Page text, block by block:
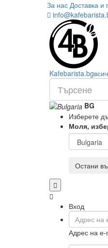
За нас Доставка
Kafebarista.bg
BG
Изберете
Моля,
Остани
Вход
Адрес на